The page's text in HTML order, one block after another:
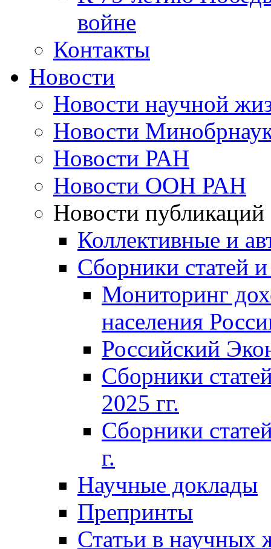
войне
Контакты
Новости
Новости научной
Новости
Новости РАН
Новости ООН РАН
Новости публикаций
Коллективные и
Сборники статей
Мониторинг
населения
Российский
Сборники
2025 гг.
Сборники
г.
Научные доклады
Препринты
Статьи в научных